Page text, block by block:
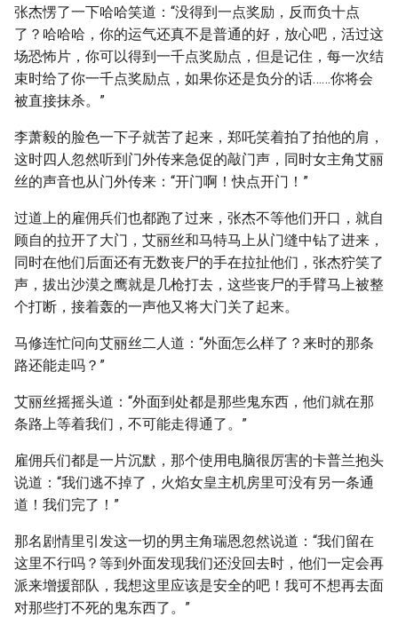
张杰愣了一下哈哈笑道：“没得到一点奖励，反而负十点
了？哈哈哈，你的运气还真不是普通的好，放心吧，活过这
场恐怖片，你可以得到一千点奖励点，但是记住，每一次结
束时给了你一千点奖励点，如果你还是负分的话……你将会
被直接抹杀。”
李萧毅的脸色一下子就苦了起来，郑吒笑着拍了拍他的肩，
这时四人忽然听到门外传来急促的敲门声，同时女主角艾丽
丝的声音也从门外传来：“开门啊！快点开门！”
过道上的雇佣兵们也都跑了过来，张杰不等他们开口，就自
顾自的拉开了大门，艾丽丝和马特马上从门缝中钻了进来，
同时在他们后面还有无数丧尸的手在拉扯他们，张杰狞笑了
声，拔出沙漠之鹰就是几枪打去，这些丧尸的手臂马上被整
个打断，接着轰的一声他又将大门关了起来。
马修连忙问向艾丽丝二人道：“外面怎么样了？来时的那条
路还能走吗？”
艾丽丝摇摇头道：“外面到处都是那些鬼东西，他们就在那
条路上等着我们，不可能走得通了。”
雇佣兵们都是一片沉默，那个使用电脑很厉害的卡普兰抱头
说道：“我们逃不掉了，火焰女皇主机房里可没有另一条通
道！我们完了！”
那名剧情里引发这一切的男主角瑞恩忽然说道：“我们留在
这里不行吗？等到外面发现我们还没回去时，他们一定会再
派来增援部队，我想这里应该是安全的吧！我可不想再去面
对那些打不死的鬼东西了。”